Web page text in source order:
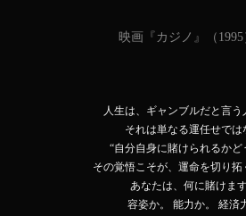
映画『カジノ』（1995
人生は、ギャンブルだと言う
それは単なる運任せでは
“自分自身に賭けられるか
その覚悟こそが、運命を切り拓
あなたは、何に賭けま
容姿か。 能力か。 経済